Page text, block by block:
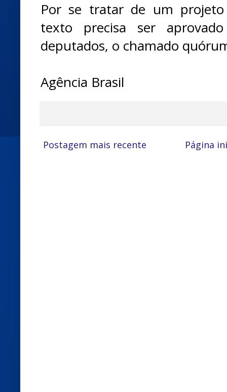
Por se tratar de um
texto precisa ser
deputados, o chamado
Agência Brasil
Postagem mais recente Página